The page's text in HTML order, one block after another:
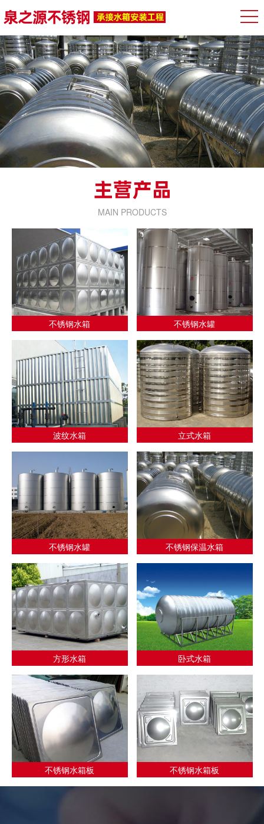
MAIN PRODUCTS
不锈钢水箱 不锈钢水罐
波纹水箱 立式水箱
不锈钢水罐 不锈钢保温水箱
方形水箱 卧式水箱
不锈钢水箱板 不锈钢水箱板